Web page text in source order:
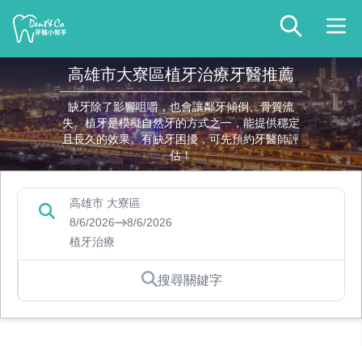
高雄市大寮區植牙治療牙醫推薦
缺牙除了影響咀嚼，也會讓鄰牙傾倒、骨質流
失。植牙是模擬自然牙的方式之一，能提供穩定
且長久的效果。有缺牙困擾，可先預約牙醫師評
估！
高雄市 大寮區
8/6/2026
8/6/2026
植牙治療
搜尋關鍵字